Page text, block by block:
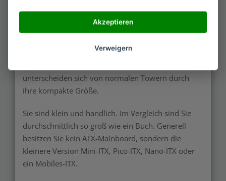
Der Begriff Mini-PC steht für Modelle mit Small
synonym die Namen Nano-PC, Fanless-PC, Micro-
unterscheiden sich von normalen Towern durch
ihre kompakte Größe.
Sie sind klein und handlich. Im Vergleich sind Sie
durchschnittlich so groß wie ein Buch. Generell
besitzen Sie kein ATX-Mainboard, sondern die
kleinere Version Mini-ITX, Pico-ITX, Nano-ITX oder
ein Mobiles-ITX.
Akzeptieren
Verweigern